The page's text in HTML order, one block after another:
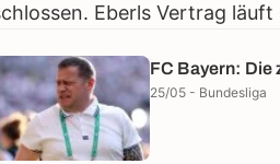
Eberls Vertrag läuft
FC Bayern: Die
25/05 - Bundesliga